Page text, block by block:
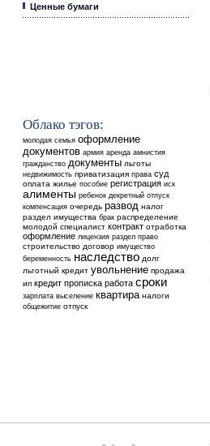
Ценные бумаги
Облако тэгов:
молодая семья оформление
документов армия аренда амнистия
гражданство документы льготы
недвижимость приватизация права суд
оплата жилье пособие регистрация иск
алименты ребенок декретный отпуск
компенсация очередь развод налог
раздел имущества брак распределение
молодой специалист контракт отработка
оформление лицензия раздел право
строительство договор имущество
беременность наследство долг
льготный кредит увольнение продажа
ип кредит прописка работа сроки
зарплата выселение квартира налоги
общежитие отпуск